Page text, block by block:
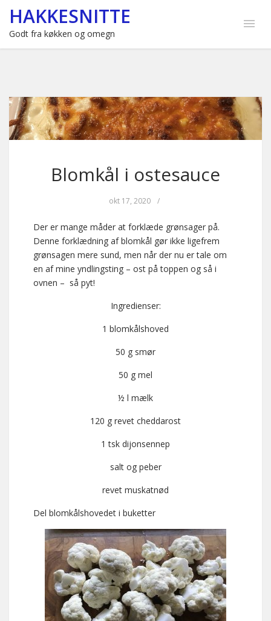
HAKKESNITTE
Godt fra køkken og omegn
Blomkål i ostesauce
okt 17, 2020 /
Der er mange måder at forklæde grønsager på.
Denne forklædning af blomkål gør ikke ligefrem
grønsagen mere sund, men når der nu er tale om
en af mine yndlingsting – ost på toppen og så i
ovnen – så pyt!
Ingredienser:
1 blomkålshoved
50 g smør
50 g mel
½ l mælk
120 g revet cheddarost
1 tsk dijonsennep
salt og peber
revet muskatnød
Del blomkålshovedet i buketter